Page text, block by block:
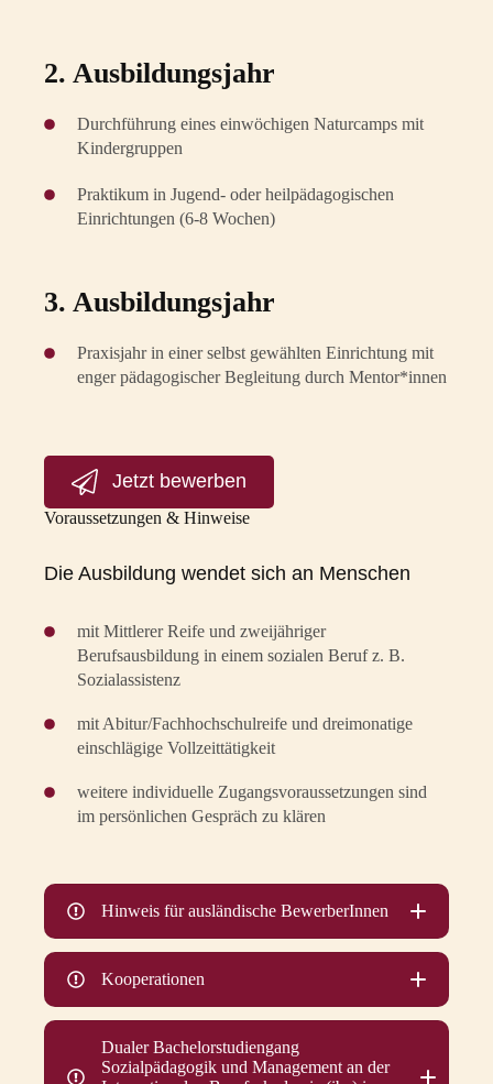
2. Ausbildungsjahr
Durchführung eines einwöchigen Naturcamps mit
Kindergruppen
Praktikum in Jugend- oder heilpädagogischen
Einrichtungen (6-8 Wochen)
3. Ausbildungsjahr
Praxisjahr in einer selbst gewählten Einrichtung mit
enger pädagogischer Begleitung durch Mentor*innen
Jetzt bewerben
Voraussetzungen & Hinweise
Die Ausbildung wendet sich an Menschen
mit Mittlerer Reife und zweijähriger
Berufsausbildung in einem sozialen Beruf z. B.
Sozialassistenz
mit Abitur/Fachhochschulreife und dreimonatige
einschlägige Vollzeittätigkeit
weitere individuelle Zugangsvoraussetzungen sind
im persönlichen Gespräch zu klären
Hinweis für ausländische BewerberInnen
Kooperationen
Dualer Bachelorstudiengang
Sozialpädagogik und Management an der